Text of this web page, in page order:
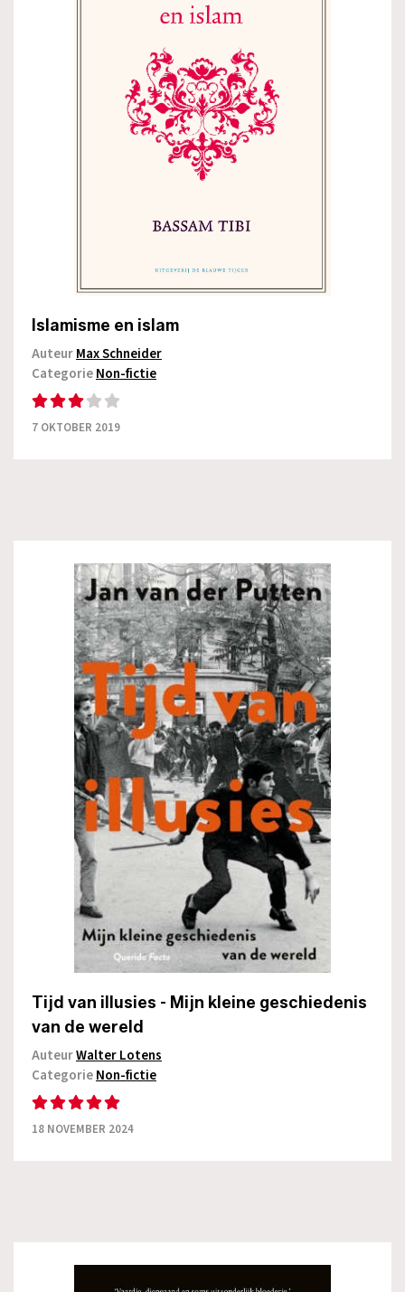
Islamisme en islam
AuteurMax Schneider
CategorieNon-fictie
7 OKTOBER 2019
Tijd van illusies - Mijn kleine geschiedenis
van de wereld
AuteurWalter Lotens
CategorieNon-fictie
18 NOVEMBER 2024